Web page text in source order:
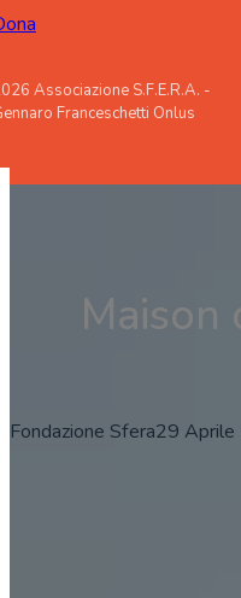
Associazione S.F.E.R.A. -
Franceschetti Onlus
Fondazione Sfera29 Aprile